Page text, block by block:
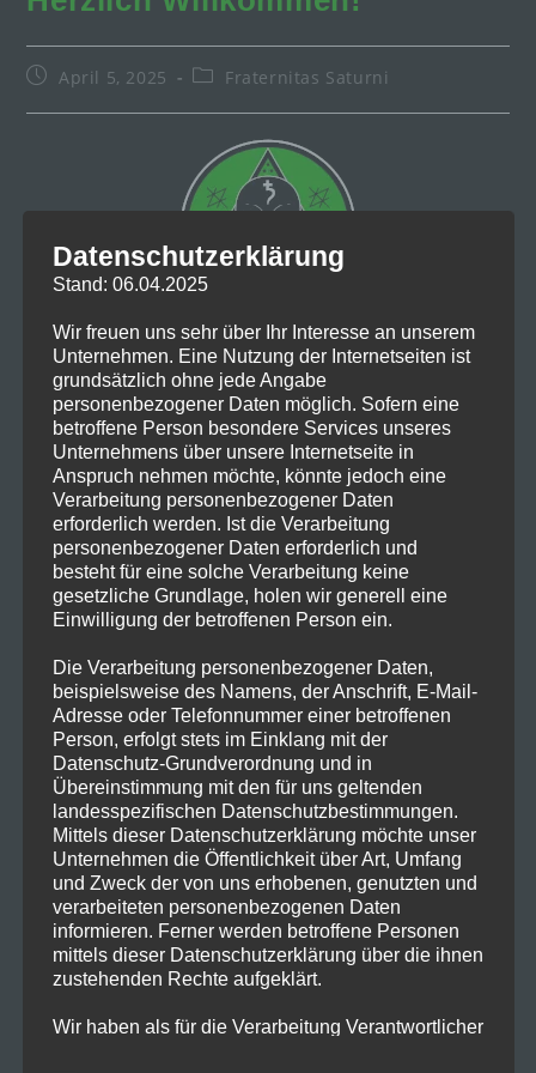
BeitragApril 5, 2025
Beitrags-
Fraternitas Saturni
Die Fraternitas Saturni e.V. heisst Sie herzlich
Willkommen auf ihrer neu gestalteten
Webseite. Nebst einem modernen Design hat
unsere Webpräsenz nun auch einen Blog,
durch welchen wir Interessierte über allerlei
Dinge rund um unsere Loge auf dem
Laufenden halten wollen. Schauen Sie also ab
und an vorbei, damit Sie nichts Wichtiges über
unser Dasein verpassen.
SCHLAGWÖRTER:SATURNMAGIE
PLEASE SHARE THIS
DIESEN
INHALT
TEILEN
Öffnet
in
einem
neuen
Fenster
Öffnet
in
einem
neuen
Fenster
Öffnet
in
einem
neuen
Fenster
Öffnet
in
einem
neuen
Fenster
Öffnet
in
einem
neuen
Fenster
Öffnet
in
einem
neuen
Fenster
Öffnet
einem
neuen
Fenster
Öffnet
in
einem
neuen
Öffnet
in
einem
neuen
Öffnet
in
einem
Datenschutzerklärung
Stand: 06.04.2025
Wir freuen uns sehr über Ihr Interesse an unserem
Unternehmen. Eine Nutzung der Internetseiten ist
grundsätzlich ohne jede Angabe
personenbezogener Daten möglich. Sofern eine
betroffene Person besondere Services unseres
Unternehmens über unsere Internetseite in
Anspruch nehmen möchte, könnte jedoch eine
Verarbeitung personenbezogener Daten
erforderlich werden. Ist die Verarbeitung
personenbezogener Daten erforderlich und
besteht für eine solche Verarbeitung keine
gesetzliche Grundlage, holen wir generell eine
Einwilligung der betroffenen Person ein.
Die Verarbeitung personenbezogener Daten,
beispielsweise des Namens, der Anschrift, E-Mail-
Adresse oder Telefonnummer einer betroffenen
Person, erfolgt stets im Einklang mit der
Datenschutz-Grundverordnung und in
Übereinstimmung mit den für uns geltenden
landesspezifischen Datenschutzbestimmungen.
Mittels dieser Datenschutzerklärung möchte unser
Unternehmen die Öffentlichkeit über Art, Umfang
und Zweck der von uns erhobenen, genutzten und
verarbeiteten personenbezogenen Daten
informieren. Ferner werden betroffene Personen
mittels dieser Datenschutzerklärung über die ihnen
zustehenden Rechte aufgeklärt.
Wir haben als für die Verarbeitung Verantwortlicher